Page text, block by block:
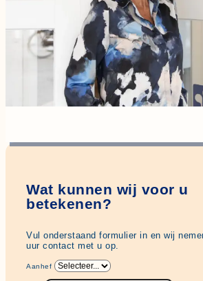
Wat kunnen wij voor u
betekenen?
Vul onderstaand formulier in en wij
uur contact met u op.
Aanhef